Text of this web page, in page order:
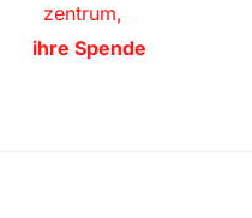
zentrum,
ihre Spende